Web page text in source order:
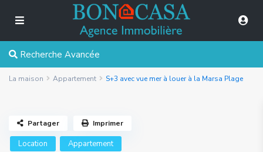
Recherche Avancée
La maison Appartement S+3 avec vue mer à louer à la Marsa Plage
Location Appartement
Partager Imprimer